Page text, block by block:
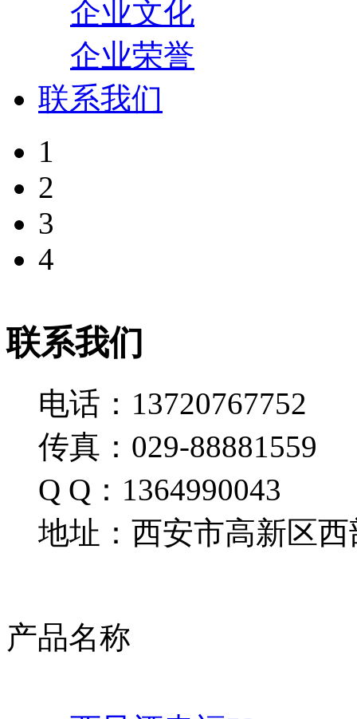
企业文化
企业荣誉
联系我们
1
2
3
4
联系我们
电话：13720767752
传真：029-88881559
Q Q：1364990043
地址：西安市高新区西
产品名称